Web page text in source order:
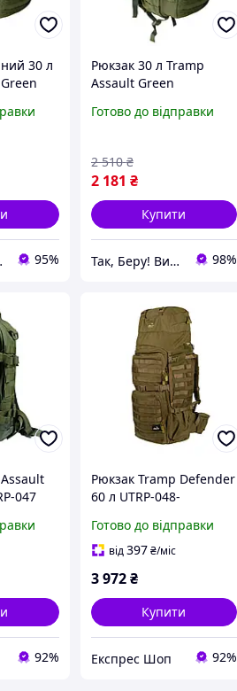
30 л
95%
Рюкзак 30 л Tramp
Assault Green
Готово до відправки
2 181 ₴
2 510 ₴
Купити
Так, Беру! Вигідні онлайн-покупки 98%
047
92%
Рюкзак Tramp Defender
60 л UTRP-048-
Городской рюкзак для
активного відпочинку и
Готово до відправки
від397 ₴/міс
3 972 ₴
Купити
Експрес Шоп 92%